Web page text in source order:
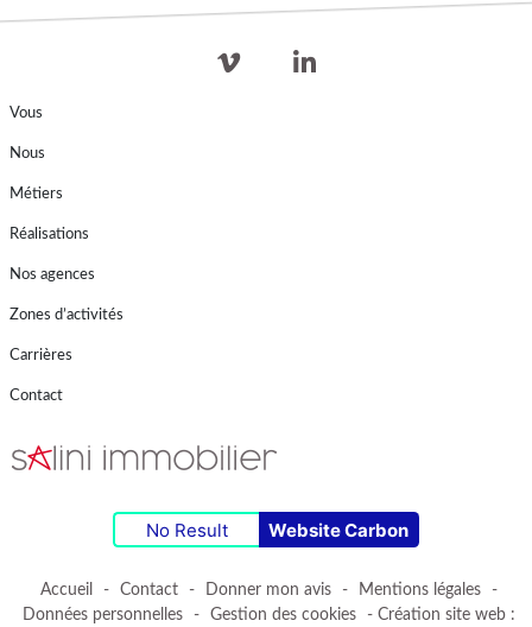
Vous
Nous
Métiers
Réalisations
Nos agences
Zones d’activités
Carrières
Contact
No Result Website Carbon
Accueil - Contact - Donner mon avis - Mentions légales
-
Données personnelles
- Gestion des cookies - Création site web :